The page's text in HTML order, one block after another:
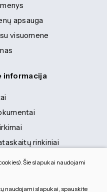
apsauga
visuomene
informacija
rinkiniai
rinkiniai
automobiliai
viešinti
Šie slapukai naudojami
naudojami slapukai, spauskite